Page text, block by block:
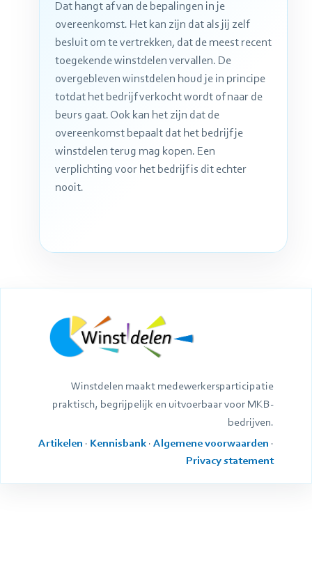
Dat hangt af van de bepalingen in je
overeenkomst. Het kan zijn dat als jij zelf
besluit om te vertrekken, dat de meest recent
toegekende winstdelen vervallen. De
overgebleven winstdelen houd je in principe
totdat het bedrijf verkocht wordt of naar de
beurs gaat. Ook kan het zijn dat de
overeenkomst bepaalt dat het bedrijf je
winstdelen terug mag kopen. Een
verplichting voor het bedrijf is dit echter
nooit.
Winstdelen maakt medewerkersparticipatie
praktisch, begrijpelijk en uitvoerbaar voor MKB-
bedrijven.
Artikelen · Kennisbank · Algemene voorwaarden ·
Privacy statement